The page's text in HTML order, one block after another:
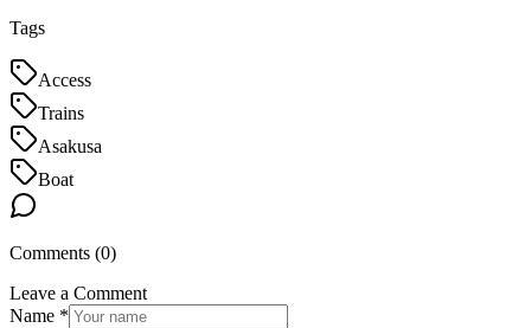
Tags
Access
Trains
Asakusa
Boat
Comments (0)
Leave a Comment
Name *